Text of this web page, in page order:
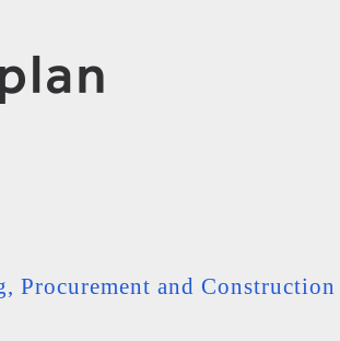
Procurement and Construction